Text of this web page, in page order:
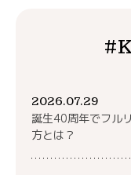
2026.07.29
誕生40周年でフル
方とは？